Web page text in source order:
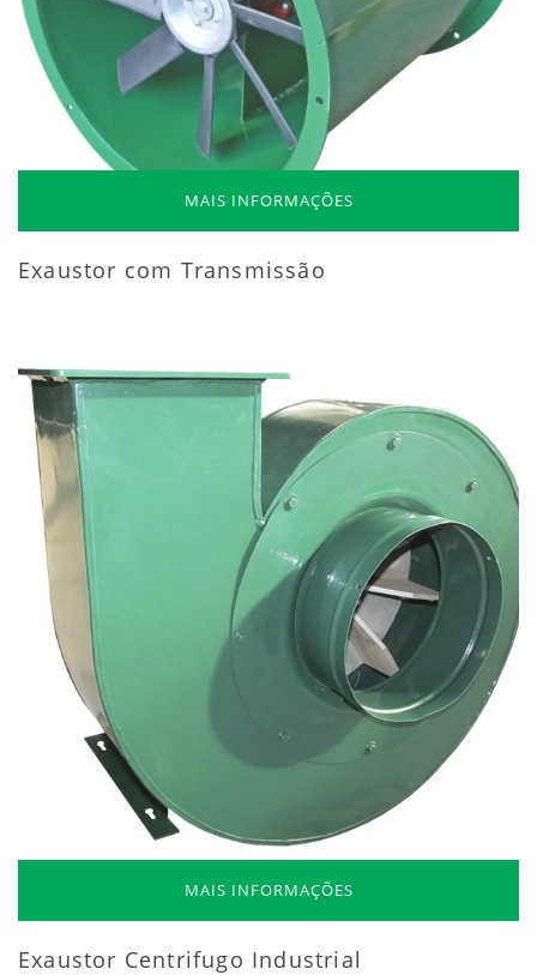
MAIS INFORMAÇÕES
Exaustor com Transmissão
MAIS INFORMAÇÕES
Exaustor Centrifugo Industrial